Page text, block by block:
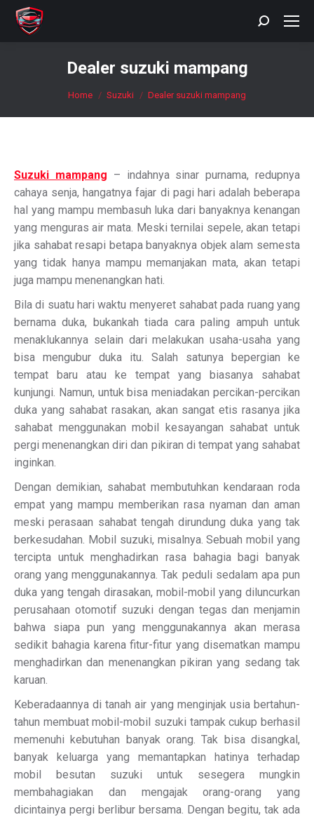
Search:
Dealer suzuki mampang
You are here:
Home Suzuki Dealer suzuki mampang
Suzuki mampang – indahnya sinar purnama, redupnya
cahaya senja, hangatnya fajar di pagi hari adalah beberapa
hal yang mampu membasuh luka dari banyaknya kenangan
yang menguras air mata. Meski ternilai sepele, akan tetapi
jika sahabat resapi betapa banyaknya objek alam semesta
yang tidak hanya mampu memanjakan mata, akan tetapi
juga mampu menenangkan hati.
Bila di suatu hari waktu menyeret sahabat pada ruang yang
bernama duka, bukankah tiada cara paling ampuh untuk
menaklukannya selain dari melakukan usaha-usaha yang
bisa mengubur duka itu. Salah satunya bepergian ke
tempat baru atau ke tempat yang biasanya sahabat
kunjungi. Namun, untuk bisa meniadakan percikan-percikan
duka yang sahabat rasakan, akan sangat etis rasanya jika
sahabat menggunakan mobil kesayangan sahabat untuk
pergi menenangkan diri dan pikiran di tempat yang sahabat
inginkan.
Dengan demikian, sahabat membutuhkan kendaraan roda
empat yang mampu memberikan rasa nyaman dan aman
meski perasaan sahabat tengah dirundung duka yang tak
berkesudahan. Mobil suzuki, misalnya. Sebuah mobil yang
tercipta untuk menghadirkan rasa bahagia bagi banyak
orang yang menggunakannya. Tak peduli sedalam apa pun
duka yang tengah dirasakan, mobil-mobil yang diluncurkan
perusahaan otomotif suzuki dengan tegas dan menjamin
bahwa siapa pun yang menggunakannya akan merasa
sedikit bahagia karena fitur-fitur yang disematkan mampu
menghadirkan dan menenangkan pikiran yang sedang tak
karuan.
Keberadaannya di tanah air yang menginjak usia bertahun-
tahun membuat mobil-mobil suzuki tampak cukup berhasil
memenuhi kebutuhan banyak orang. Tak bisa disangkal,
banyak keluarga yang memantapkan hatinya terhadap
mobil besutan suzuki untuk sesegera mungkin
membahagiakan dan mengajak orang-orang yang
dicintainya pergi berlibur bersama. Dengan begitu, tak ada